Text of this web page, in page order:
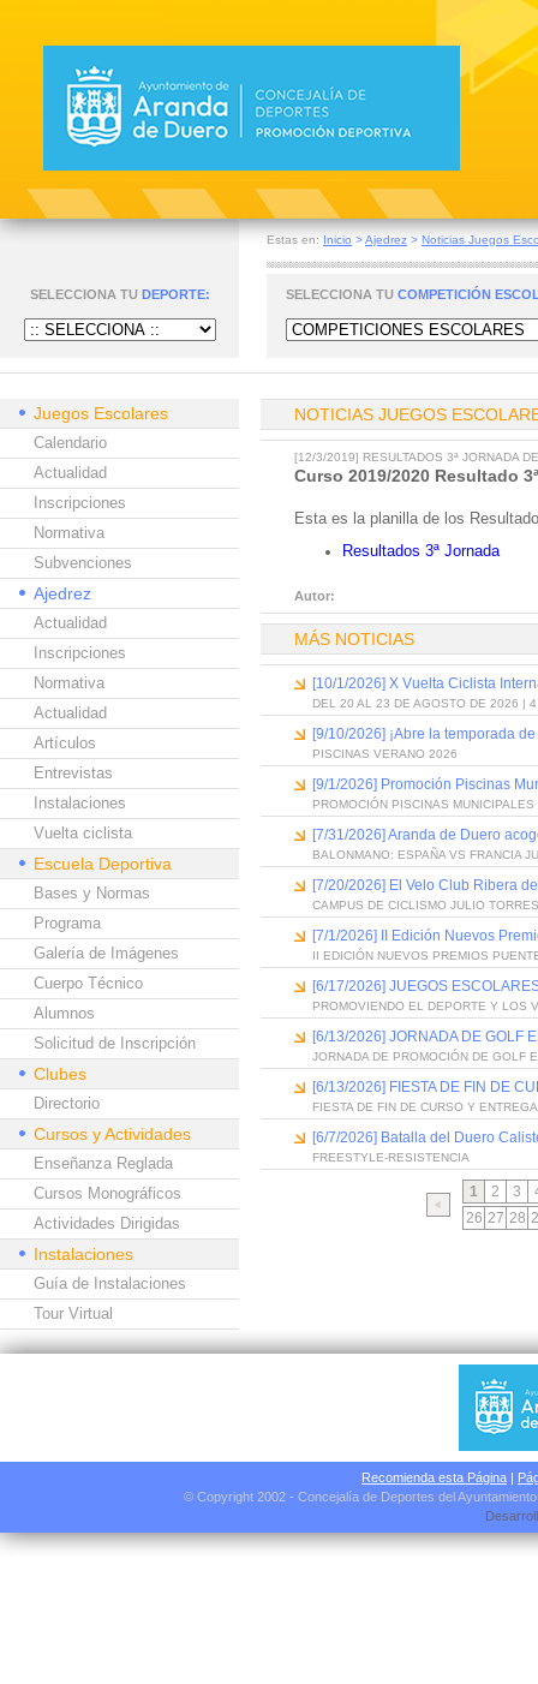
Estas en: Inicio >Ajedrez > Noticias Juegos
SELECCIONA TU DEPORTE: SELECCIONA TU COMPETICIÓN
Juegos Escolares
Calendario
Actualidad
Inscripciones
Normativa
Subvenciones
Ajedrez
Actualidad
Inscripciones
Normativa
Actualidad
Artículos
Entrevistas
Instalaciones
Vuelta ciclista
Escuela Deportiva
Bases y Normas
Programa
Galería de Imágenes
Cuerpo Técnico
Alumnos
Solicitud de Inscripción
Clubes
Directorio
Cursos y Actividades
Enseñanza Reglada
Cursos Monográficos
Actividades Dirigidas
Instalaciones
Guía de Instalaciones
Tour Virtual
NOTICIAS JUEGOS
[12/3/2019] RESULTADOS 3ª JORNADA
Curso 2019/2020 Resultado
Esta es la planilla de los
Resultados 3ª Jornada
Autor:
MÁS NOTICIAS
[10/1/2026] X Vuelta Ciclista
DEL 20 AL 23 DE AGOSTO DE 2026 | 4
[9/10/2026] ¡Abre la temporada
PISCINAS VERANO 2026
[9/1/2026] Promoción Piscinas
PROMOCIÓN PISCINAS
[7/31/2026] Aranda de Duero
BALONMANO: ESPAÑA VS FRANCIA
[7/20/2026] El Velo Club Ribera
CAMPUS DE CICLISMO JULIO
[7/1/2026] II Edición Nuevos
II EDICIÓN NUEVOS PREMIOS
[6/17/2026] JUEGOS
PROMOVIENDO EL DEPORTE Y LOS
[6/13/2026] JORNADA DE GOLF
JORNADA DE PROMOCIÓN DE GOLF
[6/13/2026] FIESTA DE FIN DE
FIESTA DE FIN DE CURSO Y
[6/7/2026] Batalla del Duero
FREESTYLE-RESISTENCIA
1 2 3
26 27 28
Recomienda esta Página |
© Copyright 2002 - Concejalía de Deportes del